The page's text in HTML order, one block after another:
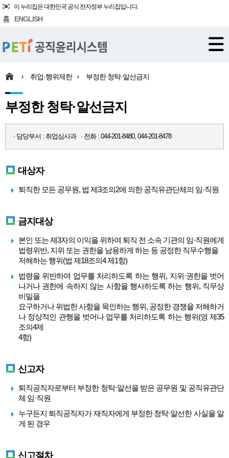
이 누리집은 대한민국 공식 전자정부 누리집입니다.
홈 ENGLISH
취업·행위제한 부정한 청탁·알선금지
부정한 청탁·알선금지
· 담당부서 : 취업심사과 · 전화 : 044-201-8480, 044-201-8478
대상자
퇴직한 모든 공무원, 법 제3조의2에 의한 공직유관단체의 임·직원
금지대상
본인 또는 제3자의 이익을 위하여 퇴직 전 소속 기관의 임·직원에게
법령위반, 지위 또는 권한을 남용하게 하는 등 공정한 직무수행을
저해하는 행위(법 제18조의4 제1항)
법령을 위반하여 업무를 처리하도록 하는 행위, 지위·권한을 벗어
나거나 권한에 속하지 않는 사항을 행사하도록 하는 행위, 직무상
비밀을
요구하거나 위법한 사항을 묵인하는 행위, 공정한 경쟁을 저해하거
나 정상적인 관행을 벗어나 업무를 처리하도록 하는 행위(영 제35
조의4제
4항)
신고자
퇴직공직자로부터 부정한 청탁·알선을 받은 공무원 및 공직유관단
체 임·직원
누구든지 퇴직공직자가 재직자에게 부정한 청탁·알선한 사실을 알
게 된 경우
신고절차